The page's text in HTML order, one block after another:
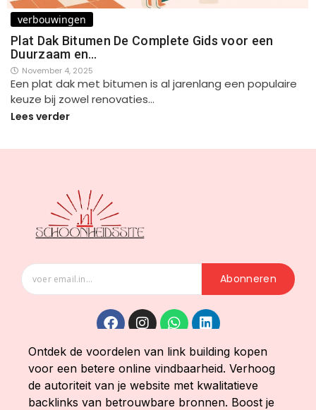
verbouwingen
Plat Dak Bitumen De Complete Gids voor een
Duurzaam en…
November 4, 2025
Een plat dak met bitumen is al jarenlang een populaire
keuze bij zowel renovaties…
Lees verder
Abonneren
Ontdek de voordelen van link building kopen
voor een betere online vindbaarheid. Verhoog
de autoriteit van je website met kwalitatieve
backlinks van betrouwbare bronnen. Boost je